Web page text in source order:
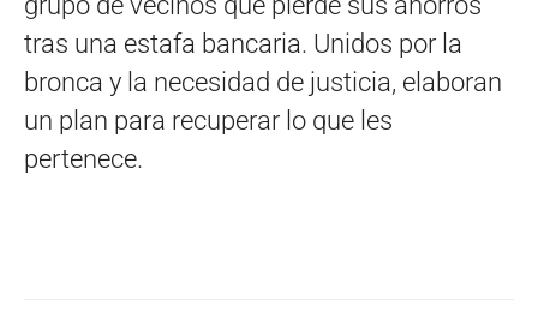
tras una estafa bancaria. Unidos por la
bronca y la necesidad de justicia, elaboran
un plan para recuperar lo que les
pertenece.